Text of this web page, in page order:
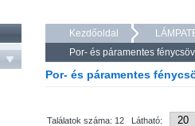
Kezdőoldal
Por- és páramentes
Por- és páramentes
Találatok száma: 12 Látható: